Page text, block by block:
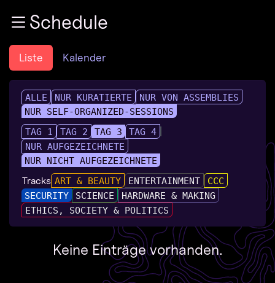
Zum InhaltSchedule
Liste Kalender
ALLE NUR KURATIERTE
NUR VON ASSEMBLIES
NUR SELF-ORGANIZED-SESSIONS
TAG 1
TAG 2 TAG 3
TAG 4
NUR AUFGEZEICHNETE
NUR NICHT AUFGEZEICHNETE
Tracks ART & BEAUTY ENTERTAINMENT
CCC
SECURITY
SCIENCE
HARDWARE & MAKING
ETHICS, SOCIETY & POLITICS
Keine Einträge vorhanden.